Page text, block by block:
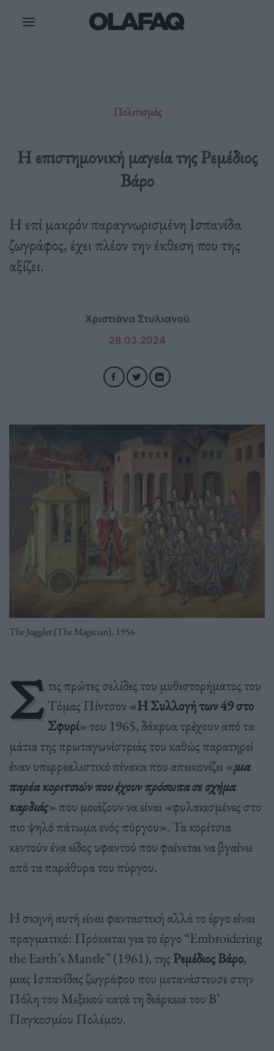
Πολιτισμός
Η επιστημονική μαγεία της Ρεμέδιος
Βάρο
Η επί μακρόν παραγνωρισμένη Ισπανίδα
ζωγράφος, έχει πλέον την έκθεση που της
αξίζει.
Χριστιάνα Στυλιανού
28.03.2024
The Juggler (The Magician), 1956
Σ τις πρώτες σελίδες του μυθιστορήματος του
Τόμας Πίντσον «Η Συλλογή των 49 στο
Σφυρί» του 1965, δάκρυα τρέχουν από τα
μάτια της πρωταγωνίστριάς του καθώς παρατηρεί
έναν υπερρεαλιστικό πίνακα που απεικονίζει «μια
παρέα κοριτσιών που έχουν πρόσωπα σε σχήμα
καρδιάς» που μοιάζουν να είναι «φυλακισμένες στο
πιο ψηλό πάτωμα ενός πύργου». Τα κορίτσια
κεντούν ένα είδος υφαντού που φαίνεται να βγαίνει
από τα παράθυρα του πύργου.
Η σκηνή αυτή είναι φανταστική αλλά το έργο είναι
πραγματικό: Πρόκειται για το έργο “Embroidering
the Earth’s Mantle” (1961), τηςΡεμέδιος Βάρο,
μιας Ισπανίδας ζωγράφου που μετανάστευσε στην
Πόλη του Μεξικού κατά τη διάρκεια του Β’
Παγκοσμίου Πολέμου.